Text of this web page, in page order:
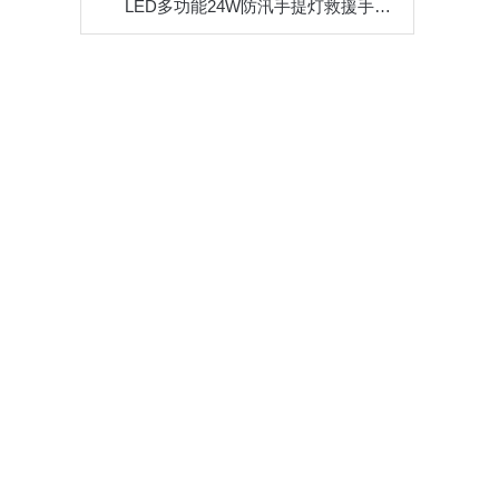
LED多功能24W防汛手提灯救援手提灯手提灯磁力吸附